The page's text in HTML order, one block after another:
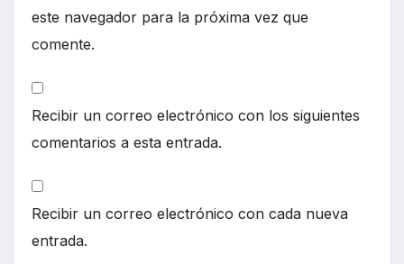
este navegador para la próxima vez que
comente.
Recibir un correo electrónico con los siguientes
comentarios a esta entrada.
Recibir un correo electrónico con cada nueva
entrada.